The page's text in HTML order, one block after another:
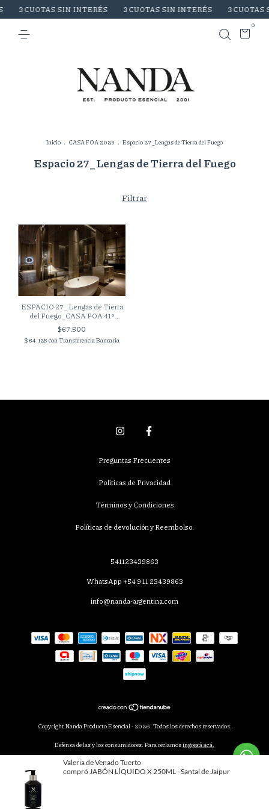
3 CUOTAS SIN INTERÉS 3 CUOTAS SIN INTERÉS 3 CUOTAS
0
Al navegar por este sitio
Inicio . CASA FOA 2025 . Espacio 27_Lengas de Tierra del Fuego
Espacio 27_Lengas de Tierra del Fuego
Filtrar
ESPACIO 27_Lengas de Tierra
del Fuego_CASA FOA 41°
EDICIÓN 2025
$67.500
$64.125 conTransferencia Bancaria
Preguntas Frecuentes
Políticas de Privacidad
Términos y Condiciones
Políticas de devolución y Reembolso.
541123439863
WhatsApp +54 9 11 23439863
info@nanda-argentina.com
Copyright Nanda Producto Esencial - 2026. Todos los derechos reservados.
Defensa de las y los consumidores. Para reclamosingresá acá.
Botón de arrepentimiento